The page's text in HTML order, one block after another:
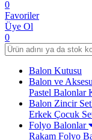
0
Favoriler
Üye Ol
0
Balon Kutusu
Balon ve
Pastel Balonlar
Balon Zincir
Erkek Çocuk
Folyo Balonlar
Rakam Folyo